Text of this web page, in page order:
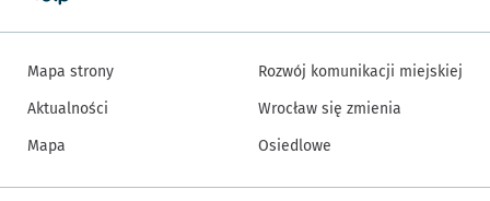
Mapa strony
Aktualności
Mapa
Rozwój komunikacji miejskiej
Wrocław się zmienia
Osiedlowe